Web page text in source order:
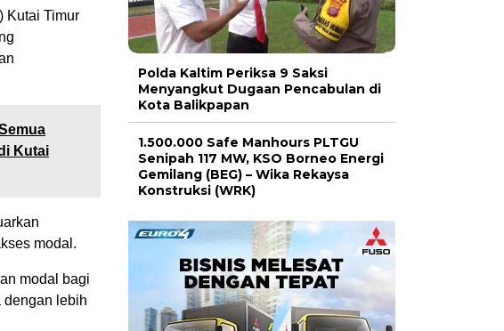
Kutai Timur
Kutai
modal.
modal bagi
dengan lebih
Polda Kaltim Periksa 9 Saksi
Menyangkut Dugaan Pencabulan di
Kota Balikpapan
1.500.000 Safe Manhours PLTGU
Senipah 117 MW, KSO Borneo Energi
Gemilang (BEG) – Wika Rekaysa
Konstruksi (WRK)